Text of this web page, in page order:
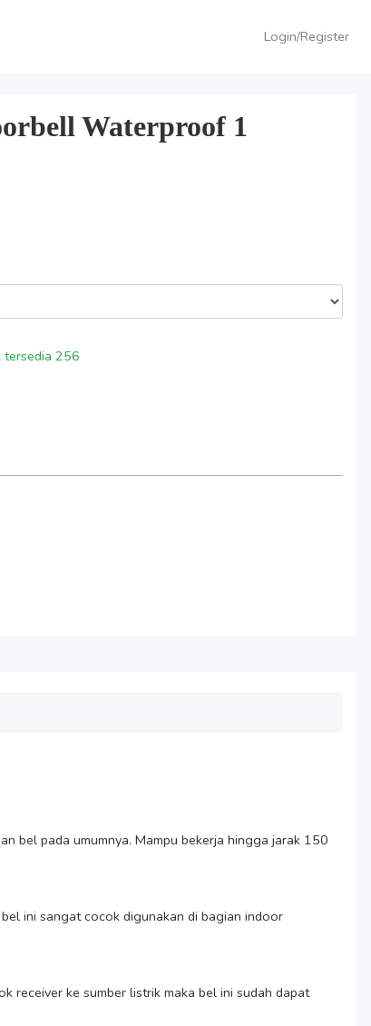
Login/Register
Waterproof 1
tersedia 256
bel pada umumnya. Mampu bekerja hingga jarak 150